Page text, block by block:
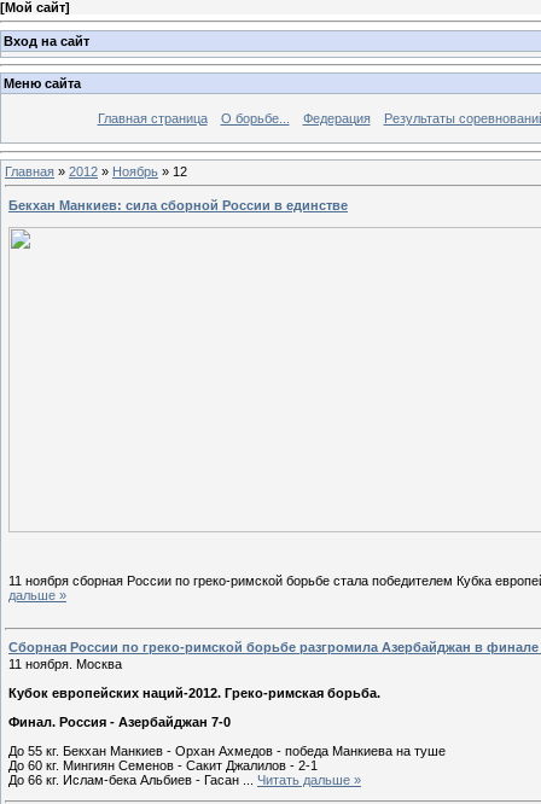
[Мой сайт]
Вход на сайт
Меню сайта
Главная страница О борьбе... Федерация Результаты
Главная » 2012 » Ноябрь » 12
Бекхан Манкиев: сила сборной России в единстве
11 ноября сборная России по греко-римской борьбе стала победителем Кубка
дальше »
Сборная России по греко-римской борьбе разгромила Азербайджан в финале
11 ноября. Москва
Кубок европейских наций-2012. Греко-римская борьба.
Финал. Россия - Азербайджан 7-0
До 55 кг. Бекхан Манкиев - Орхан Ахмедов - победа Манкиева на туше
До 60 кг. Мингиян Семенов - Сакит Джалилов - 2-1
До 66 кг. Ислам-бека Альбиев - Гасан
Читать дальше »